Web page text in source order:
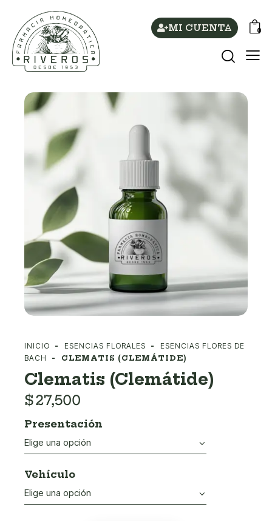
MI CUENTA 0
INICIO ESENCIAS FLORALES
ESENCIAS FLORES DE
BACH
CLEMATIS (CLEMÁTIDE)
Clematis (Clemátide)
$27,500
Presentación
Vehículo